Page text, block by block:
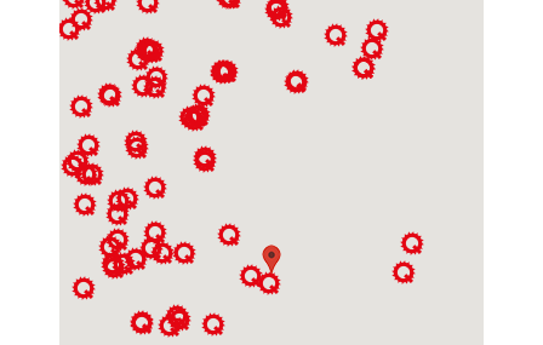
Pannenweg 223
6031 RK
Nederweert
+31 495 632 826
MAMMUT Montagetechniek
Palmstraat 27
6031XKNeederwert
Tel.:06-12279927
Website: www.mammut-techniek.nl
DESTIL BV Helmond
Vossenbeemd 49